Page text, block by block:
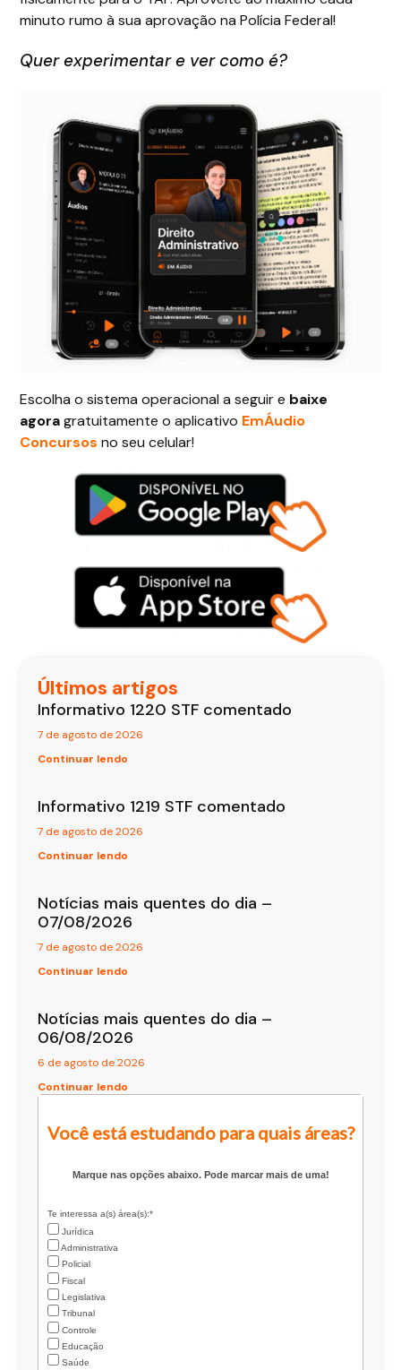
minuto rumo à sua aprovação na Polícia Federal!
Quer experimentar e ver como é?
Escolha o sistema operacional a seguir e baixe
agoragratuitamente o aplicativo EmÁudio
Concursos no seu celular!
Últimos artigos
Informativo 1220 STF comentado
7 de agosto de 2026
Continuar lendo
Informativo 1219 STF comentado
7 de agosto de 2026
Continuar lendo
Notícias mais quentes do dia –
07/08/2026
7 de agosto de 2026
Continuar lendo
Notícias mais quentes do dia –
06/08/2026
6 de agosto de 2026
Continuar lendo
Você está estudando para quais áreas?
Marque nas opções abaixo. Pode marcar mais de uma!
Te interessa a(s) área(s):*
Jurídica
Administrativa
Policial
Fiscal
Legislativa
Tribunal
Controle
Educação
Saúde